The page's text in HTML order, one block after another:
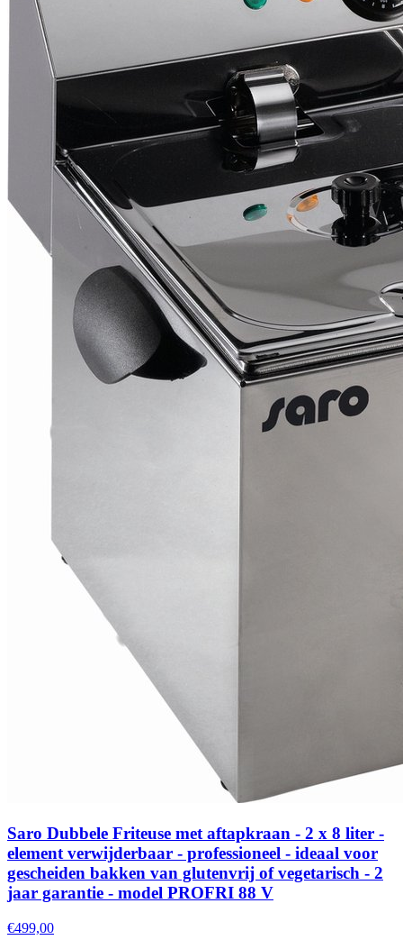
Saro Dubbele Friteuse met aftapkraan - 2 x 8 liter -
element verwijderbaar - professioneel - ideaal voor
gescheiden bakken van glutenvrij of vegetarisch - 2
jaar garantie - model PROFRI 88 V
€499,00